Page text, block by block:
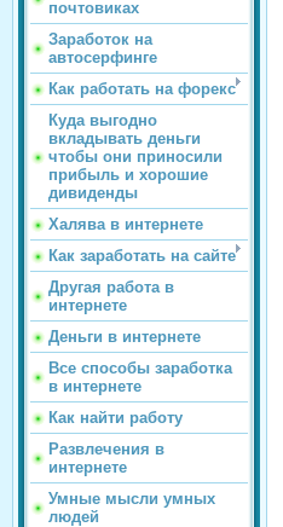
почтовиках
Заработок на
автосерфинге
Как работать на форекс
Куда выгодно
вкладывать деньги
чтобы они приносили
прибыль и хорошие
дивиденды
Халява в интернете
Как заработать на сайте
Другая работа в
интернете
Деньги в интернете
Все способы заработка
в интернете
Как найти работу
Развлечения в
интернете
Умные мысли умных
людей